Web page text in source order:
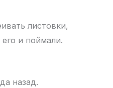
листовки,
и поймали.
назад.